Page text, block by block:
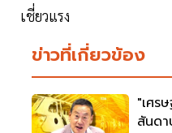
เชี่ยวแรง
ข่าวที่เกี่ยวข้อง
"เศร
สันด